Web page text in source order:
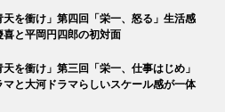
天を衝け」第四回「栄一、怒る」生活感
と平岡円四郎の初対面
天を衝け」第三回「栄一、仕事はじめ」
と大河ドラマらしいスケール感が一体